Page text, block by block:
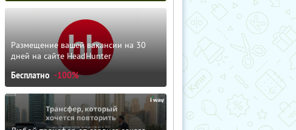
Размещение вашей вакансии на 30
дней на сайте HeadHunter
Бесплатно -100%